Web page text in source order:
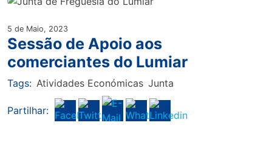
5 de Maio, 2023
Sessão de Apoio aos
comerciantes do Lumiar
Tags: Atividades Económicas Junta
Partilhar: